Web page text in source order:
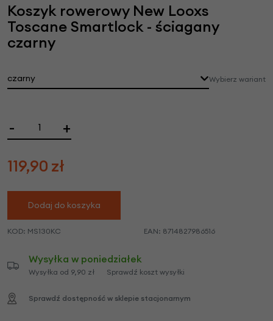
Koszyk rowerowy New Looxs
Toscane Smartlock - ściagany
czarny
czarny Wybierz wariant
- +
119,90 zł
Dodaj do koszyka
KOD: MS130KC EAN: 8714827986516
Wysyłka w poniedziałek
Wysyłka od 9,90 zł Sprawdź koszt wysyłki
Sprawdź dostępność w sklepie stacjonarnym